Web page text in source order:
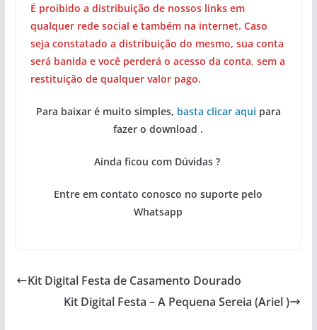
É proibido a distribuição de nossos links em
qualquer rede social e também na internet. Caso
seja constatado a distribuição do mesmo, sua conta
será banida e você perderá o acesso da conta, sem a
restituição de qualquer valor pago.
Para baixar é muito simples, basta clicar aqui para
fazer o download .
Ainda ficou com Dúvidas ?
Entre em contato conosco no suporte pelo
Whatsapp
Kit Digital Festa de Casamento Dourado
Kit Digital Festa – A Pequena Sereia (Ariel )